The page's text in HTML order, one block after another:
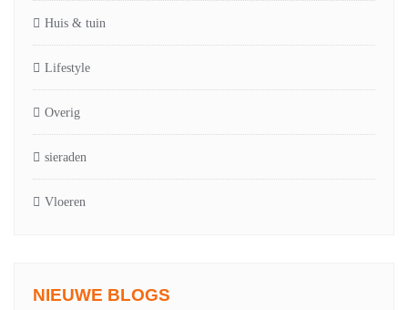
Huis & tuin
Lifestyle
Overig
sieraden
Vloeren
NIEUWE BLOGS